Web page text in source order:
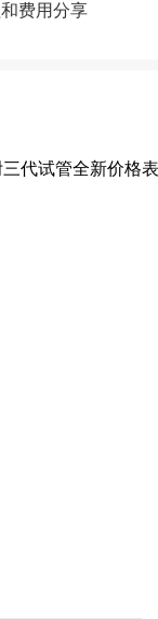
费用分享